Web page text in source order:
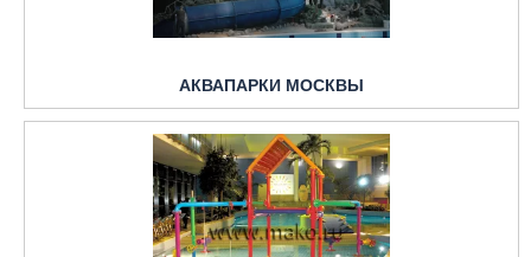
АКВАПАРКИ МОСКВЫ